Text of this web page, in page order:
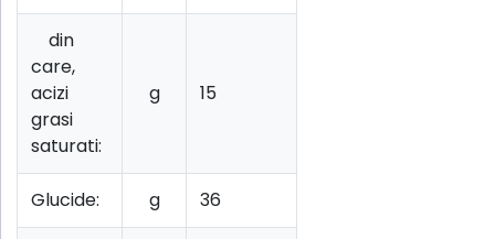
din
care,
acizi
grasi
saturati:
g 15
Glucide: g 36